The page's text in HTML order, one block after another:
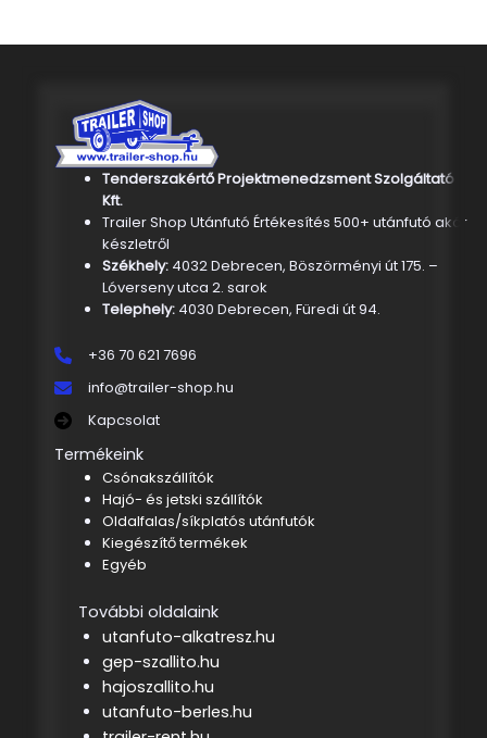
Tenderszakértő Projektmenedzsment Szolgáltató
Kft.
Trailer Shop Utánfutó Értékesítés 500+ utánfutó akár
készletről
Székhely: 4032 Debrecen, Böszörményi út 175. –
Lóverseny utca 2. sarok
Telephely:4030 Debrecen, Füredi út 94.
+36 70 621 7696
info@trailer-shop.hu
Kapcsolat
Termékeink
Csónakszállítók
Hajó- és jetski szállítók
Oldalfalas/síkplatós utánfutók
Kiegészítő termékek
Egyéb
További oldalaink
utanfuto-alkatresz.hu
gep-szallito.hu
hajoszallito.hu
utanfuto-berles.hu